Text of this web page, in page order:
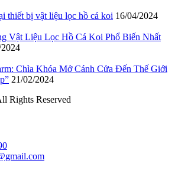
thiết bị vật liệu lọc hồ cá koi 16/04/2024
Vật Liệu Lọc Hồ Cá Koi Phổ Biến Nhất
Chìa Khóa Mở Cánh Cửa Đến Thế Giới
21/02/2024
Rights Reserved